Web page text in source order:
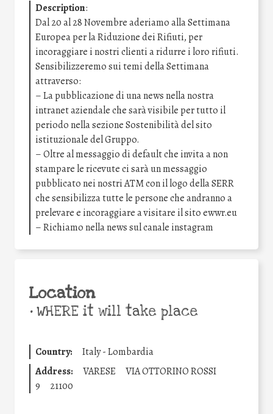
Description:
Dal 20 al 28 Novembre aderiamo alla Settimana
Europea per la Riduzione dei Rifiuti, per
incoraggiare i nostri clienti a ridurre i loro rifiuti.
Sensibilizzeremo sui temi della Settimana
attraverso:
– La pubblicazione di una news nella nostra
intranet aziendale che sarà visibile per tutto il
periodo nella sezione Sostenibilità del sito
istituzionale del Gruppo.
– Oltre al messaggio di default che invita a non
stampare le ricevute ci sarà un messaggio
pubblicato nei nostri ATM con il logo della SERR
che sensibilizza tutte le persone che andranno a
prelevare e incoraggiare a visitare il sito ewwr.eu
– Richiamo nella news sul canale instagram
Location
•WHERE it will take place
Country:
Italy - Lombardia
Address:
VARESE
VIA OTTORINO ROSSI
9
21100